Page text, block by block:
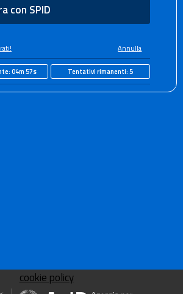
con SPID
Annulla
04m 57s Tentativi rimanenti:5
cookie policy